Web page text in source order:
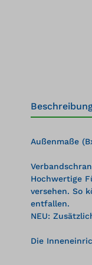
Außenmaße
Hochwertige
versehen. So
entfallen.
NEU:
Die